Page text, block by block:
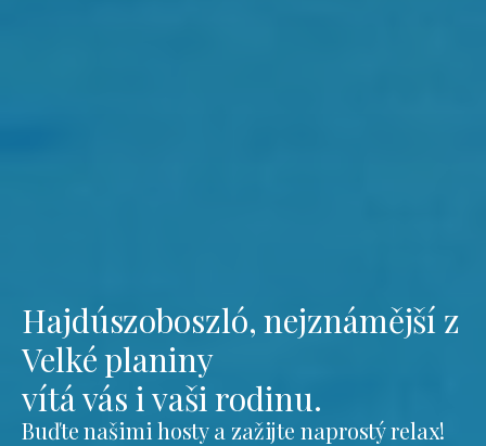
Hajdúszoboszló, nejznámější z
Velké planiny
vítá vás i vaši rodinu.
Buďte našimi hosty a zažijte naprostý relax!